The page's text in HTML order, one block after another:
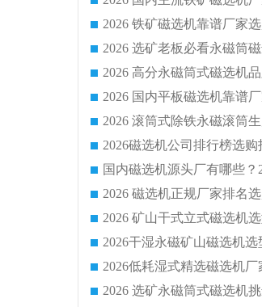
国内磁选机源头厂有哪些